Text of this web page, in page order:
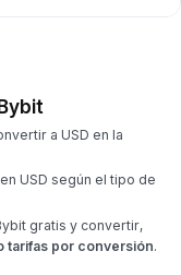
a USD en la
USD según el tipo de
gratis y convertir,
tarifas por conversión.